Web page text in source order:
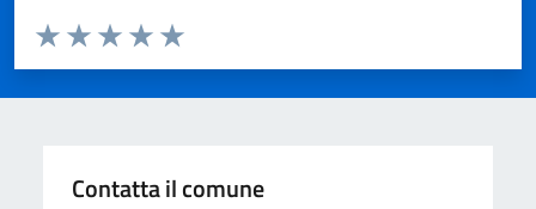
Valuta da 1 a 5 stelle la pagina
Valuta 5 stelle su 5
Valuta 4 stelle su 5
Valuta 3 stelle su 5
Valuta 2 stelle su 5
Valuta 1 stelle su 5
Contatta il comune